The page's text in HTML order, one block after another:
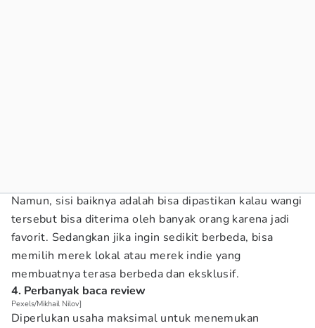
Namun, sisi baiknya adalah bisa dipastikan kalau wangi
tersebut bisa diterima oleh banyak orang karena jadi
favorit. Sedangkan jika ingin sedikit berbeda, bisa
memilih merek lokal atau merek indie yang
membuatnya terasa berbeda dan eksklusif.
4. Perbanyak baca review
Pexels/Mikhail Nilov]
Diperlukan usaha maksimal untuk menemukan